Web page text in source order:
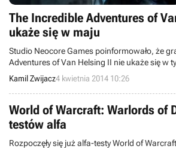
The Incredible Adventures of
ukaże się w maju
Studio Neocore Games poinformowało, że
Adventures of Van Helsing II nie ukaże się w
Deweloper pragnie bardziej doszlifować swój
związku z czym premiera produkcji z gatunku
przesunięta na 22 maja.
Kamil Zwijacz4 kwietnia 2014 10:26
World of Warcraft: Warlords of
testów alfa
Rozpoczęły się już alfa-testy World of